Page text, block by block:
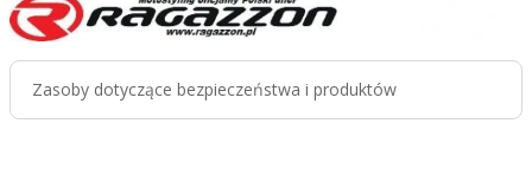
Zasoby dotyczące bezpieczeństwa i produktów